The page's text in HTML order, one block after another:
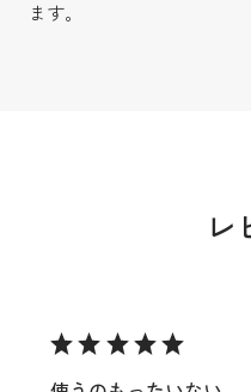
ます。
レ